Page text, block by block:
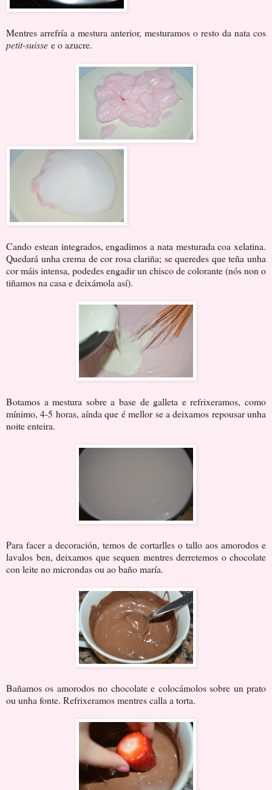
Mentres arrefría a mestura anterior, mesturamos o resto da nata cos
petit-suisse e o azucre.
Cando estean integrados, engadimos a nata mesturada coa xelatina.
Quedará unha crema de cor rosa clariña; se queredes que teña unha
cor máis intensa, podedes engadir un chisco de colorante (nós non o
tiñamos na casa e deixámola así).
Botamos a mestura sobre a base de galleta e refrixeramos, como
mínimo, 4-5 horas, aínda que é mellor se a deixamos repousar unha
noite enteira.
Para facer a decoración, temos de cortarlles o tallo aos amorodos e
lavalos ben, deixamos que sequen mentres derretemos o chocolate
con leite no microndas ou ao baño maría.
Bañamos os amorodos no chocolate e colocámolos sobre un prato
ou unha fonte. Refrixeramos mentres calla a torta.